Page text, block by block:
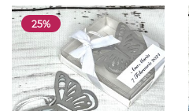
25%